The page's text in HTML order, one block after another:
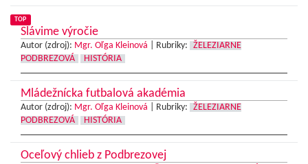
TOP
Slávime výročie
Autor (zdroj): Mgr. Oľga Kleinová Rubriky:
ŽELEZIARNE
PODBREZOVÁ
HISTÓRIA
Mládežnícka futbalová akadémia
Autor (zdroj): Mgr. Oľga Kleinová Rubriky:
ŽELEZIARNE
PODBREZOVÁ
HISTÓRIA
Oceľový chlieb z Podbrezovej